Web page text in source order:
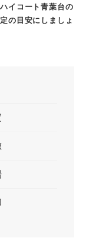
ハイコート青葉台の
の目安にしましょ